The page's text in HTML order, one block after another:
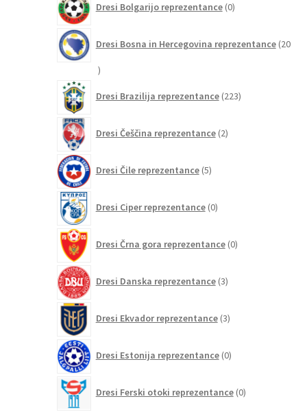
Dresi Bolgarijo reprezentance 0izdelkov
Dresi Bosna in Hercegovina reprezentance 20
20
Dresi Brazilija reprezentance 223izdelkov
Dresi Češčina reprezentance 2izdelka
Dresi Čile reprezentance 5izdelkov
Dresi Ciper reprezentance 0izdelkov
Dresi Črna gora reprezentance 0izdelkov
Dresi Danska reprezentance 3izdelki
Dresi Ekvador reprezentance 3izdelki
Dresi Estonija reprezentance 0izdelkov
Dresi Ferski otoki reprezentance 0izdelkov